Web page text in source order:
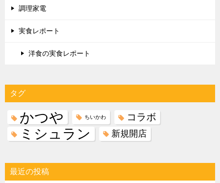
調理家電
実食レポート
洋食の実食レポート
タグ
かつや ちいかわ コラボ
ミシュラン 新規開店
最近の投稿